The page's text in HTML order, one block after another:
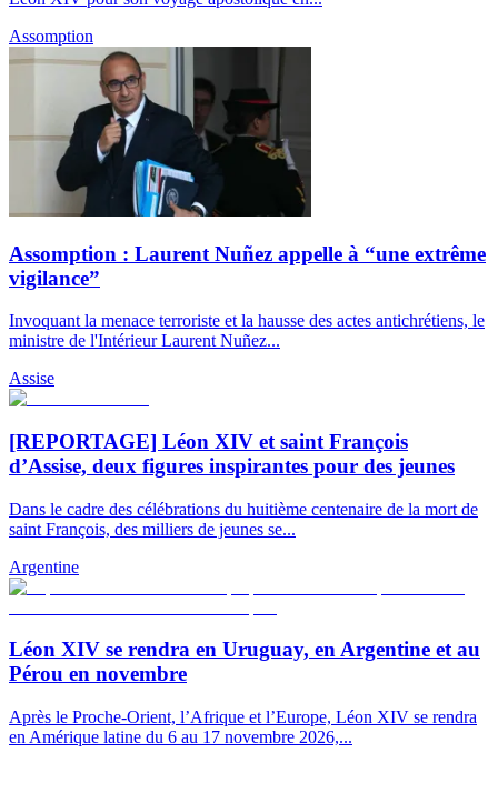
Assomption
Assomption : Laurent Nuñez appelle à “une extrême
vigilance”
Invoquant la menace terroriste et la hausse des actes antichrétiens, le
ministre de l'Intérieur Laurent Nuñez...
Assise
[REPORTAGE] Léon XIV et saint François
d’Assise, deux figures inspirantes pour des jeunes
Dans le cadre des célébrations du huitième centenaire de la mort de
saint François, des milliers de jeunes se...
Argentine
Léon XIV se rendra en Uruguay, en Argentine et au
Pérou en novembre
Après le Proche-Orient, l’Afrique et l’Europe, Léon XIV se rendra
en Amérique latine du 6 au 17 novembre 2026,...